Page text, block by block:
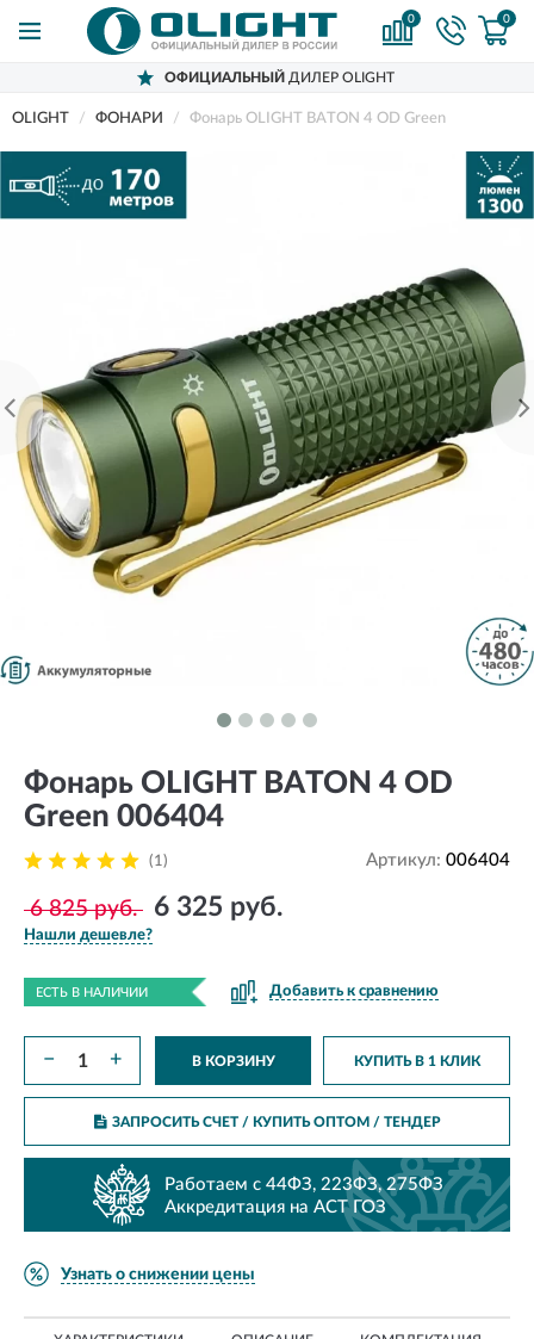
0 0
ОФИЦИАЛЬНЫЙДИЛЕР OLIGHT
OLIGHT ФОНАРИ Фонарь OLIGHT BATON 4 OD Green
Фонарь OLIGHT BATON 4 OD
Green 006404
(1) Артикул: 006404
6 825 руб. 6 325 руб.
Нашли дешевле?
ЕСТЬ В НАЛИЧИИ Добавить к сравнению
− + В КОРЗИНУ КУПИТЬ В 1 КЛИК
ЗАПРОСИТЬ СЧЕТ / КУПИТЬ ОПТОМ/ ТЕНДЕР
Работаем с 44ФЗ, 223ФЗ, 275ФЗ
Аккредитация на АСТ ГОЗ
Узнать о снижении цены